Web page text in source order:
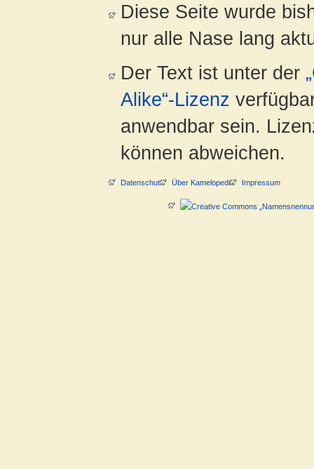
Diese Seite wurde
nur alle Nase lang
Der Text ist unter der
Alike“-Lizenz
anwendbar sein.
können abweichen.
Datenschutz Über Kamelopedia Impressum